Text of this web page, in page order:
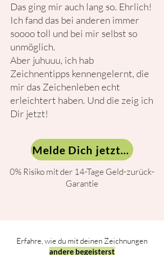
Das ging mir auch lang so. Ehrlich!
Ich fand das bei anderen immer
soooo toll und bei mir selbst so
unmöglich.
Aber juhuuu, ich hab
Zeichnentipps kennengelernt, die
mir das Zeichenleben echt
erleichtert haben. Und die zeig ich
Dir jetzt!
Melde Dich jetzt an!
0% Risiko mit der 14-Tage Geld-zurück-
Garantie
Erfahre, wie du mit deinen Zeichnungen
andere begeisterst